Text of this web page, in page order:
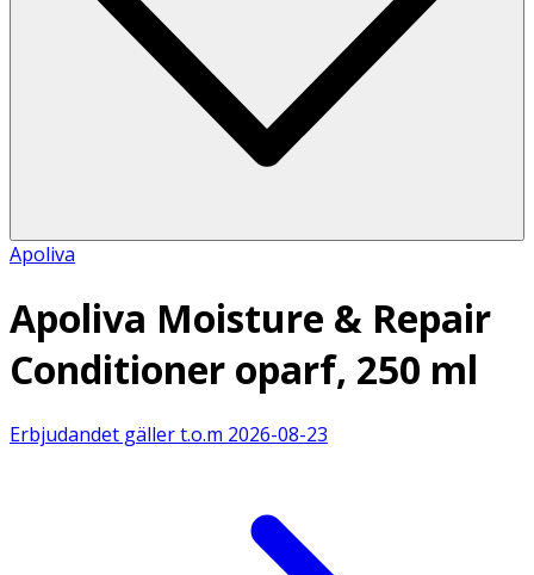
Apoliva
Apoliva Moisture & Repair
Conditioner oparf, 250 ml
Erbjudandet gäller t.o.m 2026-08-23